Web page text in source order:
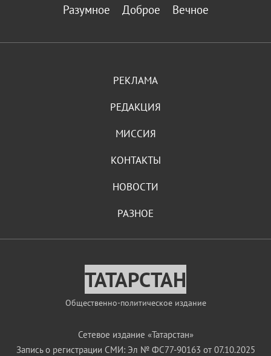
Разумное Доброе Вечное
РЕКЛАМА
РЕДАКЦИЯ
МИССИЯ
КОНТАКТЫ
НОВОСТИ
РАЗНОЕ
ТАТАРСТАН
Общественно-политическое издание
Сетевое издание «Татарстан»
Запись о регистрации СМИ: Эл № ФС77-90163 от 07.10.2025